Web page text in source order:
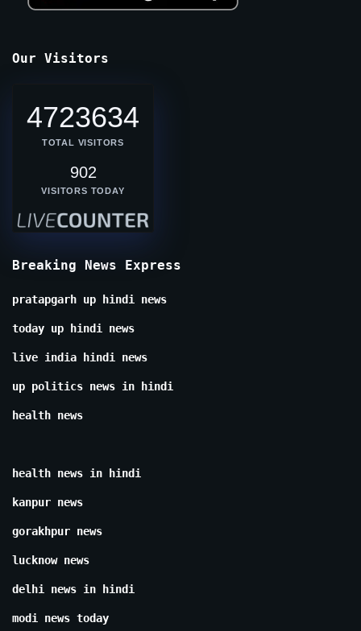
Our Visitors
4723634
TOTAL VISITORS
902
VISITORS TODAY
Breaking News Express
pratapgarh up hindi news
today up hindi news
live india hindi news
up politics news in hindi
health news
health news in hindi
kanpur news
gorakhpur news
lucknow news
delhi news in hindi
modi news today